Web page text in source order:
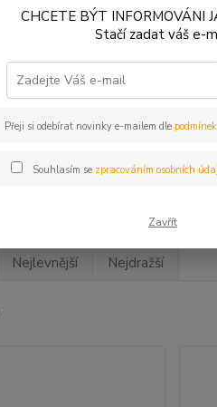
Kč Od
Nejlevnější Nejdražší
CHCETE BÝT INFORMOVÁNI
Stačí zadat váš e-
Přeji si odebírat novinky e-mailem dle
Souhlasím se zpracováním osobních
Zavřít